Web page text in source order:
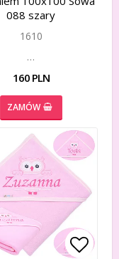
088 szary
1610
…
160 PLN
ZAMÓW